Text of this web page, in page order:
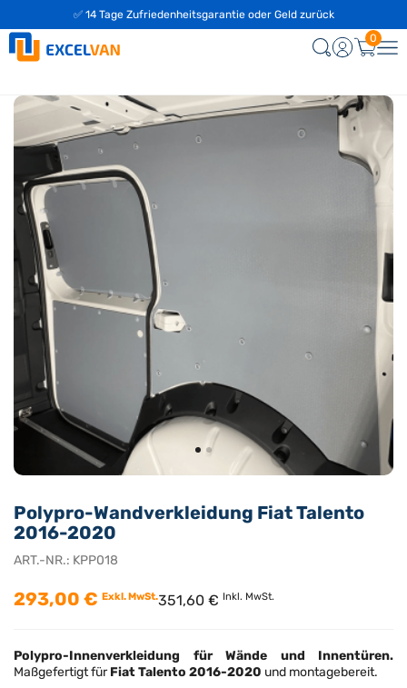
Polypro-Wandverkleidung Fiat Talento
2016-2020
ART.-NR.: KPP018
293,00 € Exkl. MwSt.351,60 € Inkl. MwSt.
Polypro-Innenverkleidung
für Wände und Innentüren.
Maßgefertigt fürFiat Talento 2016-2020 und montagebereit.
✅ 14 Tage Zufriedenheitsgarantie oder Geld zurück
0